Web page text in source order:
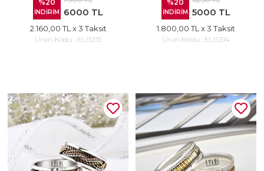
%20
İNDİRİM 6000 TL
2.160,00 TL x 3 Taksit
Ürün Kodu : ELIS315
%20
İNDİRİM 5000 TL
1.800,00 TL x 3 Taksit
Ürün Kodu : ELIS314